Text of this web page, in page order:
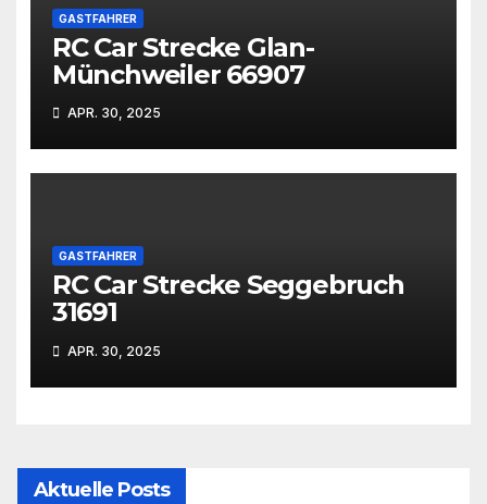
GASTFAHRER
RC Car Strecke Glan-
Münchweiler 66907
APR. 30, 2025
GASTFAHRER
RC Car Strecke Seggebruch
31691
APR. 30, 2025
Aktuelle Posts